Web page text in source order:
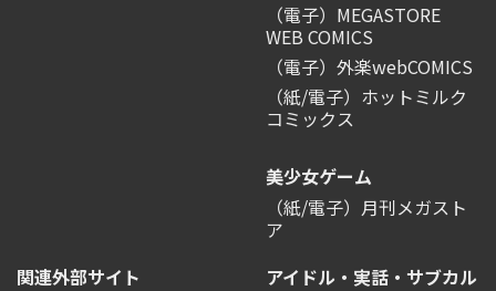
（電子）MEGASTORE
WEB COMICS
（電子）外楽webCOMICS
（紙/電子）ホットミルク
コミックス
美少女ゲーム
（紙/電子）月刊メガスト
ア
関連外部サイト
アイドル・実話・サブカル